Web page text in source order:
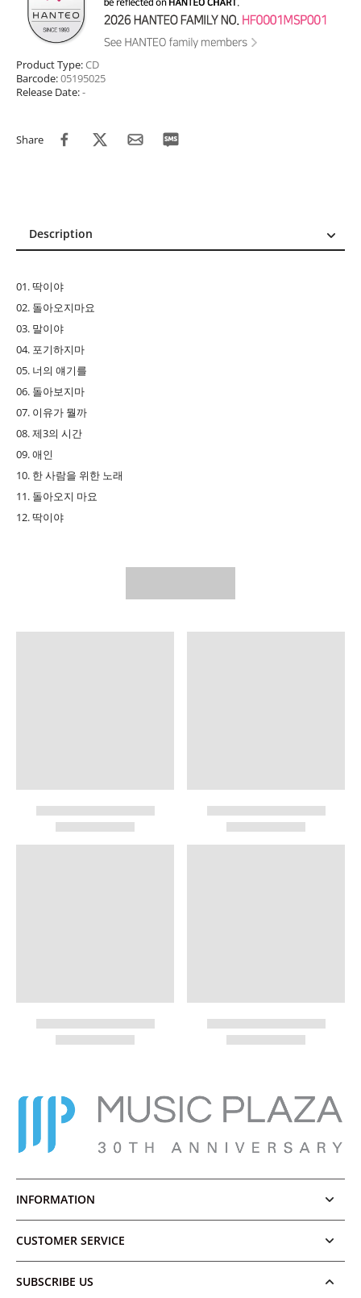
Product Type:CD
Barcode:05195025
Release Date:-
Share
Description
01. 딱이야
02. 돌아오지마요
03. 말이야
04. 포기하지마
05. 너의 얘기를
06. 돌아보지마
07. 이유가 뭘까
08. 제3의 시간
09. 애인
10. 한 사람을 위한 노래
11. 돌아오지 마요
12. 딱이야
INFORMATION
CUSTOMER SERVICE
SUBSCRIBE US